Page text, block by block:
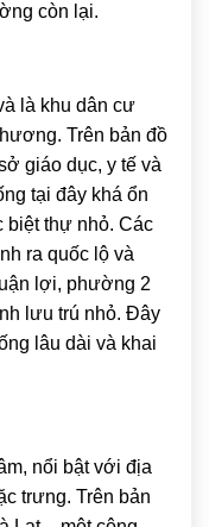
còn lại.
là khu dân cư
Trên bản đồ
giáo dục, y tế và
tại đây khá ổn
biệt thự nhỏ. Các
ra quốc lộ và
lợi, phường 2
lưu trú nhỏ. Đây
lâu dài và khai
nổi bật với địa
trưng. Trên bản